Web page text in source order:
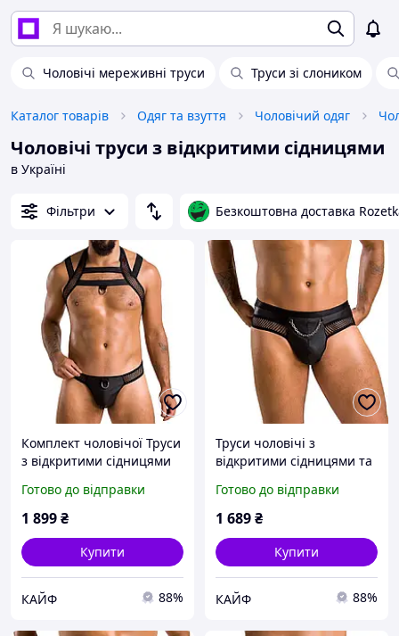
Чоловічі мереживні труси Труси зі слоником
Каталог товарів Одяг та взуття Чоловічий одяг
Чоловічі труси з відкритими сідницями
в Україні
Фільтри Безкоштовна доставка
Комплект чоловічої Труси
з відкритими сідницями
кольору Passion Set jacob
black 043 розміри S M
Готово до відправки
1 899₴
Купити
КАЙФ 88%
Труси чоловічі з
відкритими сідницями та
кольору Passion Slip Open
Tom black 030 розміри L
Готово до відправки
1 689₴
Купити
КАЙФ 88%